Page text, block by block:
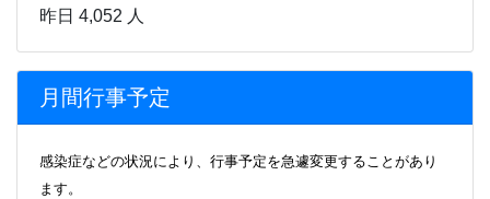
昨日 4,052 人
月間行事予定
感染症などの状況により、行事予定を急遽変更することがあり
ます。